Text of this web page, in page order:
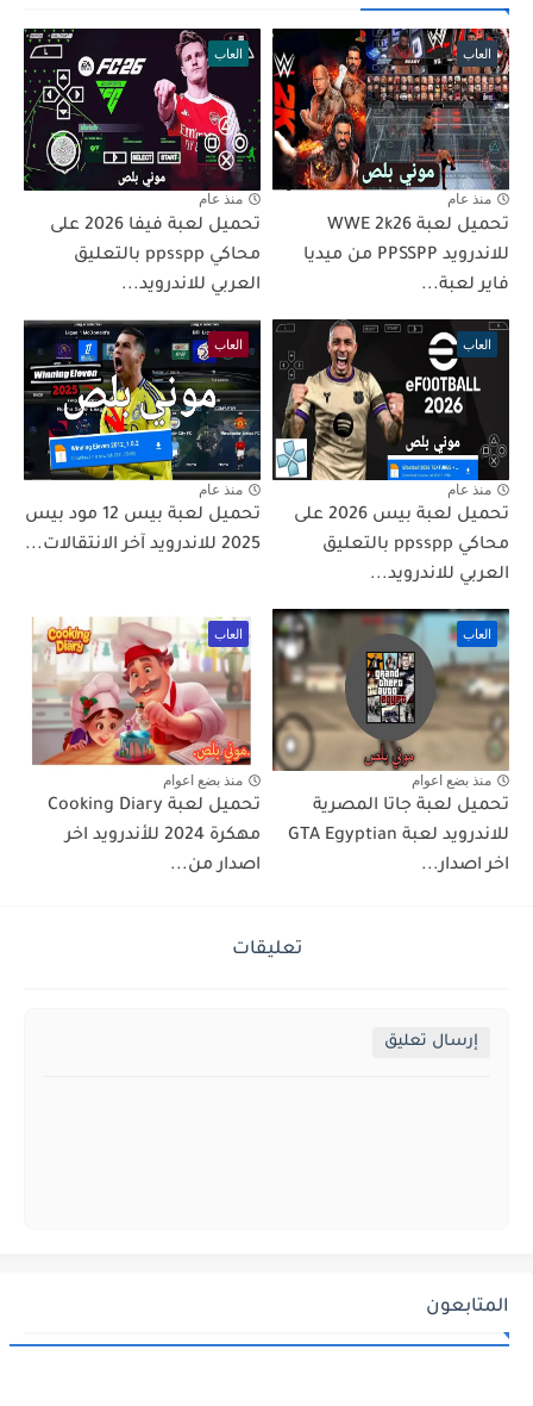
العاب
منذ عام
تحميل لعبة WWE 2k26
للاندرويد PPSSPP من ميديا
فاير لعبة...
العاب
منذ عام
تحميل لعبة فيفا 2026 على
محاكي ppsspp بالتعليق
العربي للاندرويد...
العاب
منذ عام
تحميل لعبة بيس 2026 على
محاكي ppsspp بالتعليق
العربي للاندرويد...
العاب
منذ عام
تحميل لعبة بيس 12 مود بيس
2025 للاندرويد آخر الانتقالات...
العاب
منذ بضع اعوام
تحميل لعبة جاتا المصرية
للاندرويد لعبة GTA Egyptian
اخر اصدار...
العاب
منذ بضع اعوام
تحميل لعبة Cooking Diary
مهكرة 2024 للأندرويد اخر
اصدار من...
تعليقات
إرسال تعليق
المتابعون